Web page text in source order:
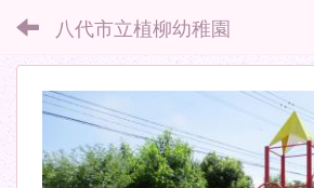
八代市立植柳幼稚園